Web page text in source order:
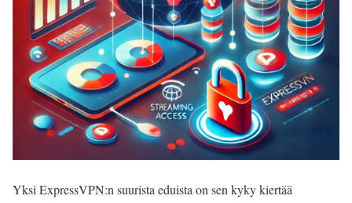
Yksi ExpressVPN:n suurista eduista on sen kyky kiertää